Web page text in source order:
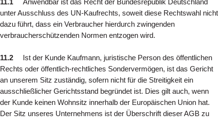
11.1 Anwendbar ist das Recht der Bundesrepublik Deutschland
unter Ausschluss des UN-Kaufrechts, soweit diese Rechtswahl nicht
dazu führt, dass ein Verbraucher hierdurch zwingenden
verbraucherschützenden Normen entzogen wird.
11.2 Ist der Kunde Kaufmann, juristische Person des öffentlichen
Rechts oder öffentlich-rechtliches Sondervermögen, ist das Gericht
an unserem Sitz zuständig, sofern nicht für die Streitigkeit ein
ausschließlicher Gerichtsstand begründet ist. Dies gilt auch, wenn
der Kunde keinen Wohnsitz innerhalb der Europäischen Union hat.
Der Sitz unseres Unternehmens ist der Überschrift dieser AGB zu